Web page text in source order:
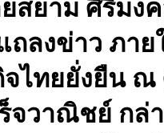
สยาม ศิริม
ลงข่าว ภาย
ไทยยั่งยืน ณ
จวาณิชย์ กล่